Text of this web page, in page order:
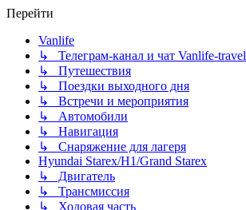
Перейти
Vanlife
↳ Телеграм-канал и чат Vanlife-travel
↳ Путешествия
↳ Поездки выходного дня
↳ Встречи и мероприятия
↳ Автомобили
↳ Навигация
↳ Снаряжение для лагеря
Hyundai Starex/H1/Grand Starex
↳ Двигатель
↳ Трансмиссия
↳ Ходовая часть